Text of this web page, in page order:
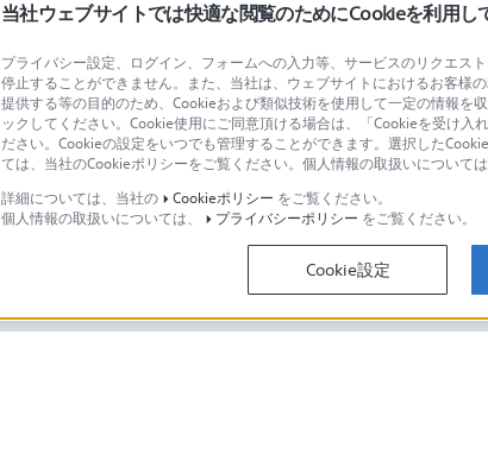
プロフェッショナル/業務用製品に関するお問い
法人のお客様はこちら
ソニーストアでのお買い物に関するご利用ガイド
ソニーストアのご利用方法・サービスに関してのご案内は
当社ウェブサイトでは快適な閲覧のためにCookieを利用し
プライバシー設定、ログイン、フォームへの入力等、サービスのリクエス
停止することができません。また、当社は、ウェブサイトにおけるお客様
提供する等の目的のため、Cookieおよび類似技術を使用して一定の情報を
ックしてください。Cookie使用にご同意頂ける場合は、「Cookieを受け
ださい。Cookieの設定をいつでも管理することができます。選択した
ては、当社のCookieポリシーをご覧ください。個人情報の取扱いについて
詳細については、当社の
Cookieポリシー をご覧ください。
個人情報の取扱いについては、
プライバシーポリシー をご覧ください。
Cookie設定